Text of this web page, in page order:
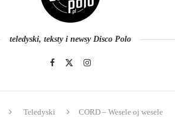
teledyski, teksty i newsy Disco Polo
Teledyski CORD – Wesele oj wesele